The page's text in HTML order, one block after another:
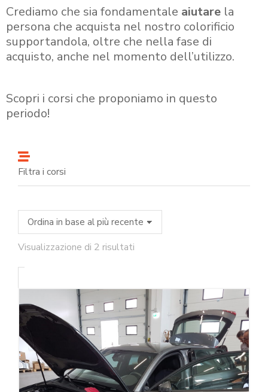
Crediamo che sia fondamentale aiutare la
persona che acquista nel nostro colorificio
supportandola, oltre che nella fase di
acquisto, anche nel momento dell’utilizzo.
Scopri i corsi che proponiamo in questo
periodo!
Filtra i corsi
Visualizzazione di 2 risultati